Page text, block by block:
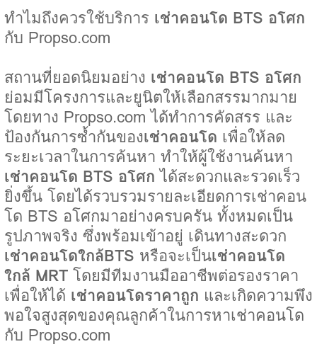
ทำไมถึงควรใช้บริการ เช่าคอนโด BTS อโศก
กับ Propso.com
สถานที่ยอดนิยมอย่าง เช่าคอนโด BTS อโศก
ย่อมมีโครงการและยูนิตให้เลือกสรรมากมาย
โดยทาง Propso.com ได้ทำการคัดสรร และ
ป้องกันการซ้ำกันของเช่าคอนโด เพื่อให้ลด
ระยะเวลาในการค้นหา ทำให้ผู้ใช้งานค้นหา
เช่าคอนโด BTS อโศกได้สะดวกและรวดเร็ว
ยิ่งขึ้น โดยได้รวบรวมรายละเอียดการเช่าคอน
โด BTS อโศกมาอย่างครบครัน ทั้งหมดเป็น
รูปภาพจริง ซึ่งพร้อมเข้าอยู่ เดินทางสะดวก
เช่าคอนโดใกล้BTS หรือจะเป็นเช่าคอนโด
ใกล้ MRT โดยมีทีมงานมืออาชีพต่อรองราคา
เพื่อให้ได้ เช่าคอนโดราคาถูก และเกิดความพึง
พอใจสูงสุดของคุณลูกค้าในการหาเช่าคอนโด
กับ Propso.com